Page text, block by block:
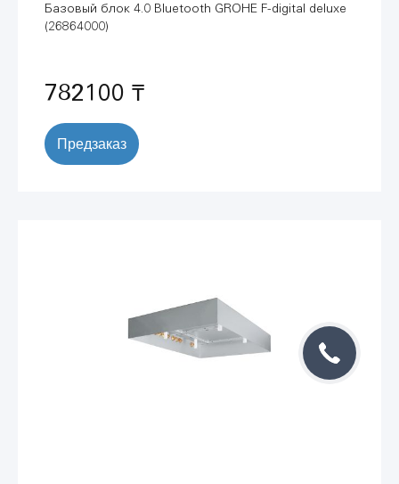
Базовый блок 4.0 Bluetooth GROHE F-digital deluxe
(26864000)
782100 ₸
Предзаказ